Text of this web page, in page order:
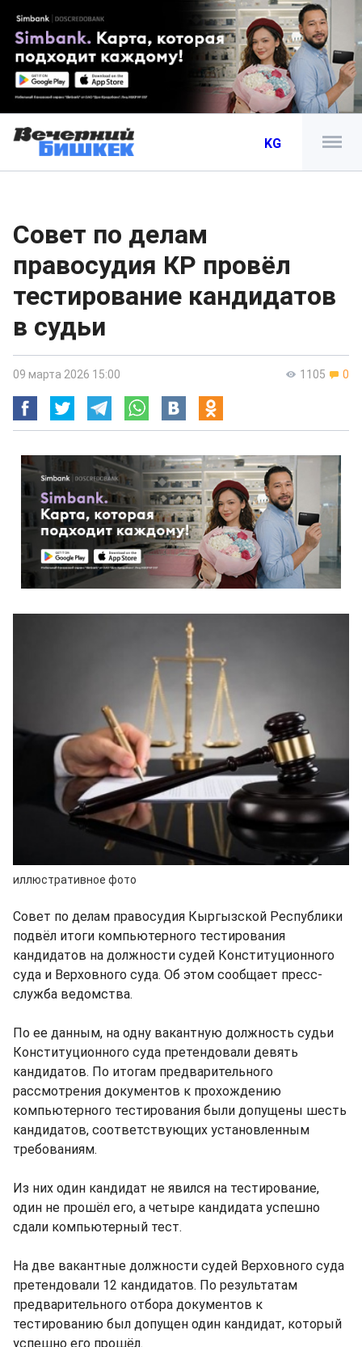
KG
Совет по делам
правосудия КР провёл
тестирование кандидатов
в судьи
1105 0
09 марта 2026 15:00
иллюстративное фото
Совет по делам правосудия Кыргызской Республики
подвёл итоги компьютерного тестирования
кандидатов на должности судей Конституционного
суда и Верховного суда. Об этом сообщает пресс-
служба ведомства.
По ее данным, на одну вакантную должность судьи
Конституционного суда претендовали девять
кандидатов. По итогам предварительного
рассмотрения документов к прохождению
компьютерного тестирования были допущены шесть
кандидатов, соответствующих установленным
требованиям.
Из них один кандидат не явился на тестирование,
один не прошёл его, а четыре кандидата успешно
сдали компьютерный тест.
На две вакантные должности судей Верховного суда
претендовали 12 кандидатов. По результатам
предварительного отбора документов к
тестированию был допущен один кандидат, который
успешно его прошёл.